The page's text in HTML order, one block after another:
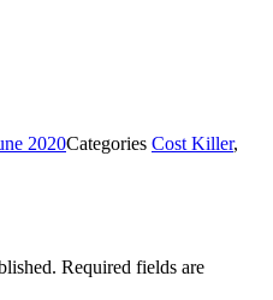
2020Categories Cost Killer,
Required fields are